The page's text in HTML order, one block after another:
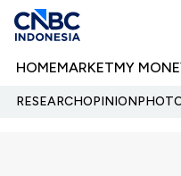
HOMEMARKETMY
RESEARCHOPINION